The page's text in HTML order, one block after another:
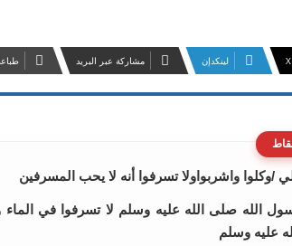
‫X لينكدإن مشاركة عبر البريد
/وكلوا واشربواولا تسرفوا أنه لا يحب المسرفين
الله صلى الله عليه وسلم لا تسرفوا في
عليه وسلم